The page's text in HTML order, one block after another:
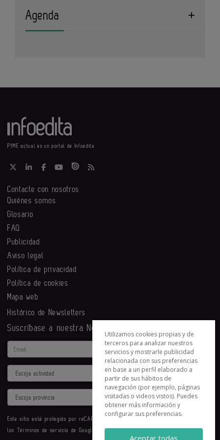
Agenda
PYME actual es un portal de Infoedita
Contacte con nosotros
Quiénes somos
Glosario
FAQ
Publicidad
Aviso legal
Política de privacidad
Política de cookies
Mapa web
Histórico de Newsletters
Suscríbase a nuestra Newsletter
Email
Actividad
Provincia
Este sitio está protegido por reCAPTCHA y se aplican la
los Términos de servicio de Google.
Utilizamos cookies propias y de
terceros para analizar nuestros
servicios y mostrarle publicidad
relacionada con sus preferencias
en base a un perfil elaborado a
partir de sus hábitos de
navegación (por ejemplo, páginas
visitadas o videos vistos). Puedes
obtener más información y
configurar sus preferencias.
Aceptar todas